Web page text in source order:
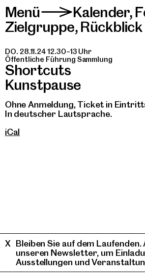
Menü>Kalender,
Zielgruppe, Rückblick
DO. 28.11.24 12.30–13 Uhr
Öffentliche Führung Sammlung
Shortcuts
Kunstpause
Ohne Anmeldung, Ticket in
In deutscher Lautsprache.
iCal
Bleiben Sie auf dem
unseren Newsletter, um
Ausstellungen und